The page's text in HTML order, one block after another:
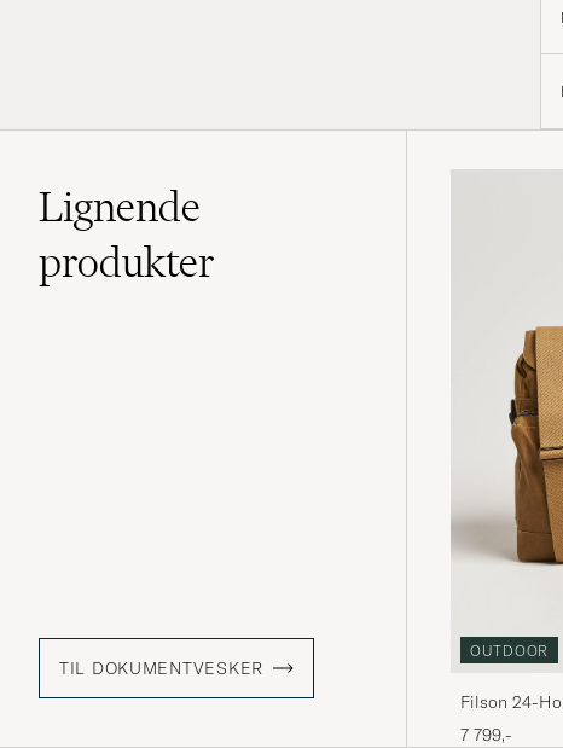
Lignende
produkter
TIL DOKUMENTVESKER
OUTDOOR
Filson 24-
7 799,-